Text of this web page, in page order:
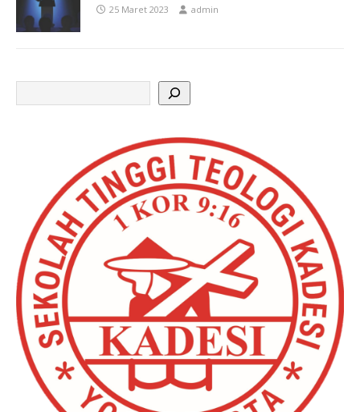
25 Maret 2023 admin